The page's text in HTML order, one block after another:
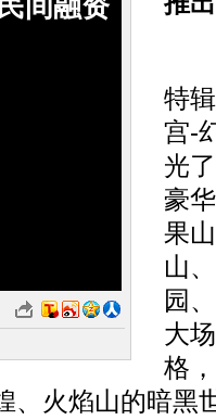
间融资
特
宫-
光
豪
果
山
园
大
格
、火焰山的暗黑